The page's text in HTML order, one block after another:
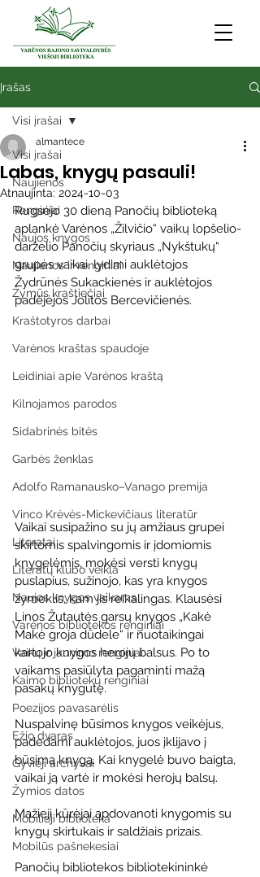
Įrašas
Visi įrašai
Naujienos
Renginiai
Naujos knygos
Naujienos ir renginiai
Žymūs kraštiečiai
Kraštotyros darbai
Varėnos kraštas spaudoje
Leidiniai apie Varėnos kraštą
Kilnojamos parodos
Sidabrinės bitės
Garbės ženklas
Adolfo Ramanausko–Vanago premija
Vinco Krėvės-Mickevičiaus literatūr
Literatai
Literatų klubo veikla
Naujos knygos vaikams
Varėnos bibliotekos renginiai
Vaikų ir jaunimo renginiai
Kaimo bibliotekų renginiai
Poezijos pavasarėlis
Ežio dvaras
Gyvieji archyvai
Žymios datos
Mobilioji biblioteka
Mobilūs pašnekesiai
Visi įrašai
Labas, knygų pasauli!
almantece
Atnaujinta: 2024-10-03
Rugsėjo 30 dieną Panočių biblioteką
aplankė Varėnos „Žilvičio“ vaikų lopšelio-
darželio Panočių skyriaus „Nykštukų“
grupės vaikai, lydimi auklėtojos
Žydrūnės Sukackienės ir auklėtojos
padėjėjos Jolitos Bercevičienės.
Vaikai susipažino su jų amžiaus grupei
skirtomis spalvingomis ir įdomiomis
knygelėmis, mokėsi versti knygų
puslapius, sužinojo, kas yra knygos
žymeklis, kam jis reikalingas. Klausėsi
Linos Žutautės garsų knygos „Kakė
Makė groja dūdele“ ir nuotaikingai
kartojo knygos herojų balsus. Po to
vaikams pasiūlyta pagaminti mažą
pasakų knygutę.
Nuspalvinę būsimos knygos veikėjus,
padedami auklėtojos, juos įklijavo į
būsimą knygą. Kai knygelė buvo baigta,
vaikai ją vartė ir mokėsi herojų balsų.
Mažieji kūrėjai apdovanoti knygomis su
knygų skirtukais ir saldžiais prizais.
Panočių bibliotekos bibliotekininkė